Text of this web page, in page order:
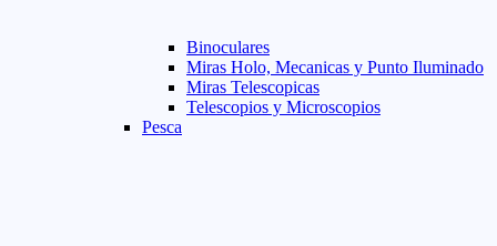
Binoculares
Miras Holo, Mecanicas y Punto Iluminado
Miras Telescopicas
Telescopios y Microscopios
Pesca